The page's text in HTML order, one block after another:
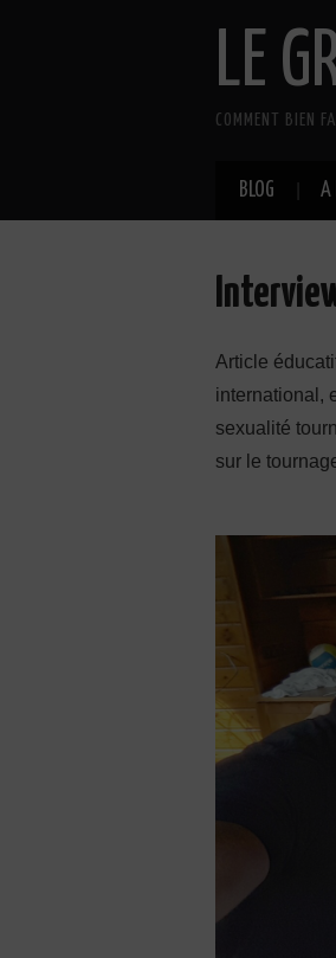
LE
COMMENT BIEN
BLOG A
Article
international,
sexualité
sur le